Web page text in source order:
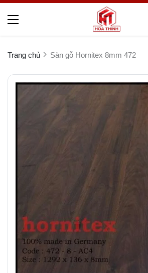
Trang chủ Sàn gỗ Hornitex 8mm 472